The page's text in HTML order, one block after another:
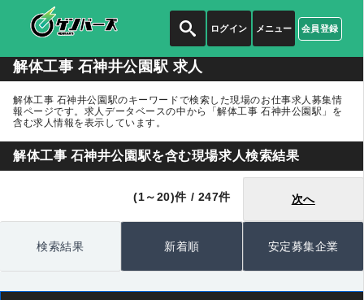
ログイン 会員登録
メニュー
解体工事 石神井公園駅 求人
解体工事 石神井公園駅のキーワードで検索した現場のお仕事求人募集情
報ページです。求人データベースの中から
「解体工事 石神井公園駅」 を
含む求人情報を表示しています。
解体工事 石神井公園駅を含む現場求人検索結果
(1～20)件 / 247件 次へ
検索結果 新着順 安定募集企業